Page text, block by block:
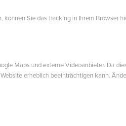
können Sie das tracking in Ihrem Browser
Maps und externe Videoanbieter. Da
erheblich beeinträchtigen kann.